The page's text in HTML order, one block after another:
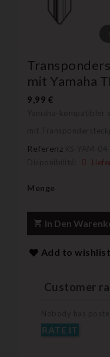
mit Yamaha
9,99 €
Referenz
Menge
In Den
Add to wishlist
Customer
RATE IT